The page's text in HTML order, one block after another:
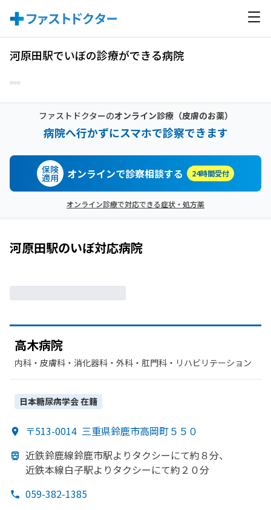
河原田駅でいぼの診療ができる病院
ファストドクターのオンライン診療（皮膚のお薬）
病院へ行かずにスマホで診察できます
保険
適用 オンラインで診察相談する 24時間受付
オンライン診療で対応できる症状・処方薬
河原田駅のいぼ対応病院
高木病院
内科・​皮膚科・​消化器科・​外科・​肛門科・​リハビリテーション
日本糖尿病学会在籍
〒513-0014 三重県鈴鹿市高岡町５５０
近鉄鈴鹿線鈴鹿市駅よりタクシーにて約８分、
近鉄本線白子駅よりタクシーにて約２０分
059-382-1385